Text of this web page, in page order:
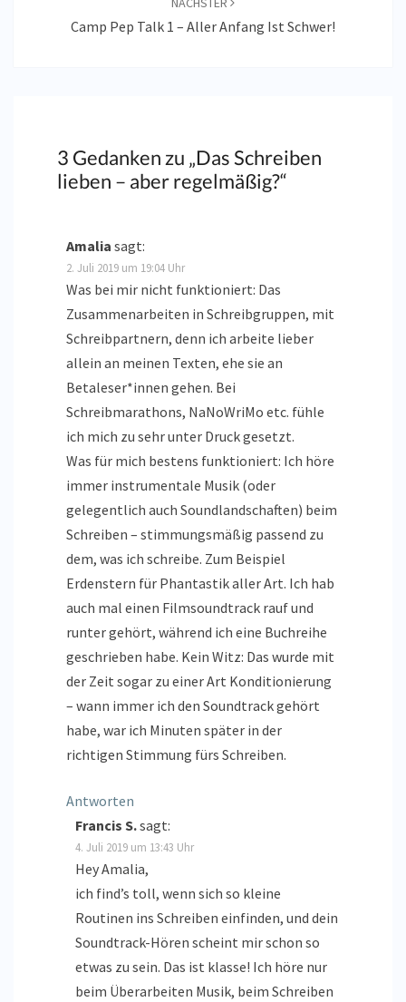
Camp Pep Talk 1 – Aller Anfang Ist Schwer!
3 Gedanken zu „Das Schreiben
lieben – aber regelmäßig?“
Amalia sagt:
2. Juli 2019 um 19:04 Uhr
Was bei mir nicht funktioniert: Das
Zusammenarbeiten in Schreibgruppen, mit
Schreibpartnern, denn ich arbeite lieber
allein an meinen Texten, ehe sie an
Betaleser*innen gehen. Bei
Schreibmarathons, NaNoWriMo etc. fühle
ich mich zu sehr unter Druck gesetzt.
Was für mich bestens funktioniert: Ich höre
immer instrumentale Musik (oder
gelegentlich auch Soundlandschaften) beim
Schreiben – stimmungsmäßig passend zu
dem, was ich schreibe. Zum Beispiel
Erdenstern für Phantastik aller Art. Ich hab
auch mal einen Filmsoundtrack rauf und
runter gehört, während ich eine Buchreihe
geschrieben habe. Kein Witz: Das wurde mit
der Zeit sogar zu einer Art Konditionierung
– wann immer ich den Soundtrack gehört
habe, war ich Minuten später in der
richtigen Stimmung fürs Schreiben.
Antworten
Francis S.sagt:
4. Juli 2019 um 13:43 Uhr
Hey Amalia,
ich find’s toll, wenn sich so kleine
Routinen ins Schreiben einfinden, und dein
Soundtrack-Hören scheint mir schon so
etwas zu sein. Das ist klasse! Ich höre nur
beim Überarbeiten Musik, beim Schreiben